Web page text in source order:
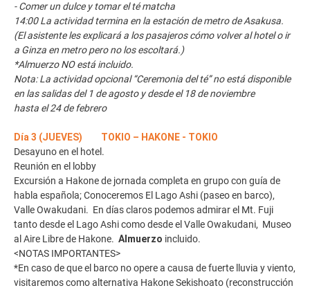
- Comer un dulce y tomar el té matcha
14:00 La actividad termina en la estación de metro de Asakusa.
(El asistente les explicará a los pasajeros cómo volver al hotel o ir
a Ginza en metro pero no los escoltará.)
*Almuerzo NO está incluido.
Nota: La actividad opcional “Ceremonia del té” no está disponible
en las salidas del 1 de agosto y desde el 18 de noviembre
hasta el 24 de febrero
Día 3 (JUEVES) TOKIO – HAKONE - TOKIO
Desayuno en el hotel.
Reunión en el lobby
Excursión a Hakone de jornada completa en grupo con guía de
habla española; Conoceremos El Lago Ashi (paseo en barco),
Valle Owakudani. En días claros podemos admirar el Mt. Fuji
tanto desde el Lago Ashi como desde el Valle Owakudani, Museo
al Aire Libre de Hakone. Almuerzo incluido.
<NOTAS IMPORTANTES>
*En caso de que el barco no opere a causa de fuerte lluvia y viento,
visitaremos como alternativa Hakone Sekishoato (reconstrucción